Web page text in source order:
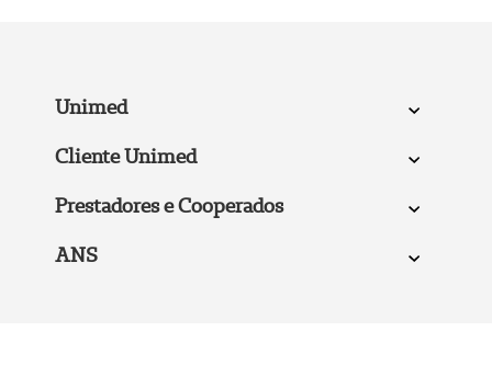
Unimed
Cliente Unimed
Prestadores e Cooperados
ANS